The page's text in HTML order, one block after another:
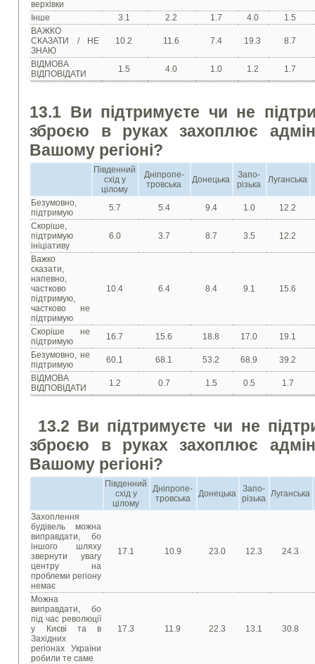
верхівки
Інше 3.1 2.2 1.7 4.0
1.5
ВАЖКО
СКАЗАТИ / НЕ
ЗНАЮ
10.2 11.6 7.4 19.3 8.7
ВІДМОВА
ВІДПОВІДАТИ
1.5 4.0 1.0 1.2 1.7
13.1 Ви підтримуєте чи не
зброєю в руках захоплює
Вашому регіоні?
Південний
схід у
цілому
Дніпропе-
тровська
Донецька
Запо-
різька
Луганська
Безумовно,
підтримую
5.7 5.4 9.4 1.0
12.2
Скоріше,
підтримую
ініціативу
6.0 3.7 8.7 3.5 12.2
Важко
сказати,
напевно,
частково
підтримую,
частково не
підтримую
10.4 6.4 8.4 9.1 15.6
Скоріше не
підтримую
16.7 15.6 18.8 17.0
19.1
Безумовно, не
підтримую
60.1 68.1 53.2 68.9
39.2
ВІДМОВА
ВІДПОВІДАТИ
1.2 0.7 1.5 0.5 1.7
13.2 Ви підтримуєте чи не
зброєю в руках захоплює
Вашому регіоні?
Південний
схід у
цілому
Дніпропе-
тровська
Донецька
Запо-
різька Луганська
Захоплення
будівель можна
виправдати, бо
іншого шляху
звернути увагу
центру на
проблеми регіону
немає
17.1 10.9 23.0 12.3 24.3
Можна
виправдати, бо
під час революції
у Києві та в
Західних
регіонах України
робили те саме
17.3 11.9 22.3 13.1 30.8